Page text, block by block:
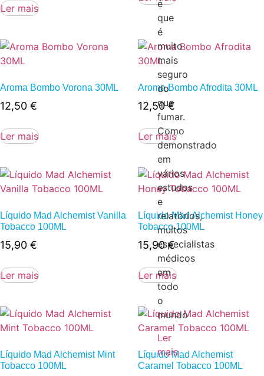
é
que
é
muito
mais
seguro
do
que
fumar.
Como
demonstrado
em
vários
estudos
e
relatórios,
muitos
especialistas
médicos
em
todo
o
mundo
Ler
mais
Ler mais
Aroma Bombo Vorona 30ML
12,50 €
Ler mais
Aroma Bombo Afrodita 30ML
12,50€
Ler mais
Líquido Mad Alchemist Vanilla
Tobacco 100ML
15,90 €
Ler mais
Líquido Mad Alchemist Honey
Tobacco 100ML
15,90€
Ler mais
Líquido Mad Alchemist Mint
Tobacco 100ML
Líquido Mad Alchemist
Caramel Tobacco 100ML